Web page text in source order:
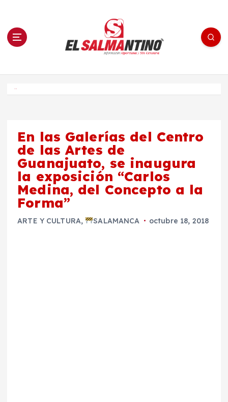
n El Salmantino - medios/noticias/editorial
En las Galerías del Centro
de las Artes de
Guanajuato, se inaugura
la exposición “Carlos
Medina, del Concepto a la
Forma”
ARTE Y CULTURA, SALAMANCA octubre 18, 2018